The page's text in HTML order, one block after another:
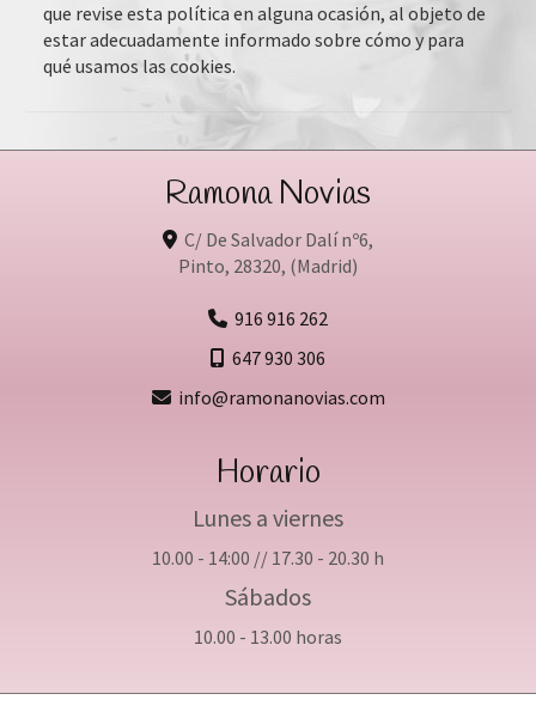
que revise esta política en alguna ocasión, al objeto de
estar adecuadamente informado sobre cómo y para
qué usamos las cookies.
Ramona Novias
C/ De Salvador Dalí nº6,
Pinto, 28320, (Madrid)
916 916 262
647 930 306
info
ramonanovias.com
Horario
Lunes a viernes
10.00 - 14:00 // 17.30 - 20.30 h
Sábados
10.00 - 13.00 horas